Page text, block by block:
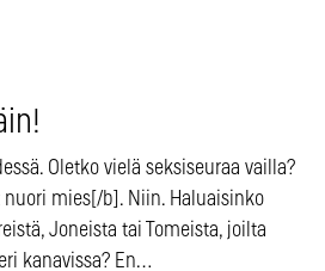
Oletko vielä seksiseuraa vailla?
nuori mies[/b]. Niin. Haluaisinko
Joneista tai Tomeista, joilta
kanavissa? En…